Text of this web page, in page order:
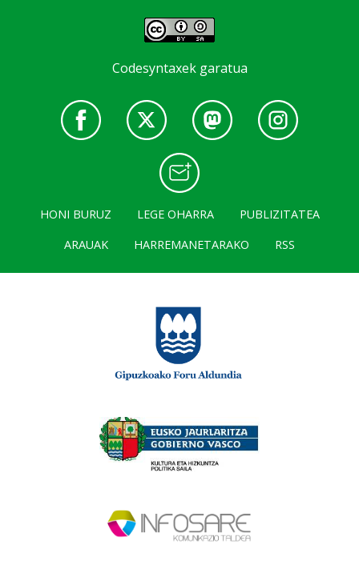
Codesyntaxek garatua
HONI BURUZ LEGE OHARRA
PUBLIZITATEA
ARAUAK
HARREMANETARAKO RSS